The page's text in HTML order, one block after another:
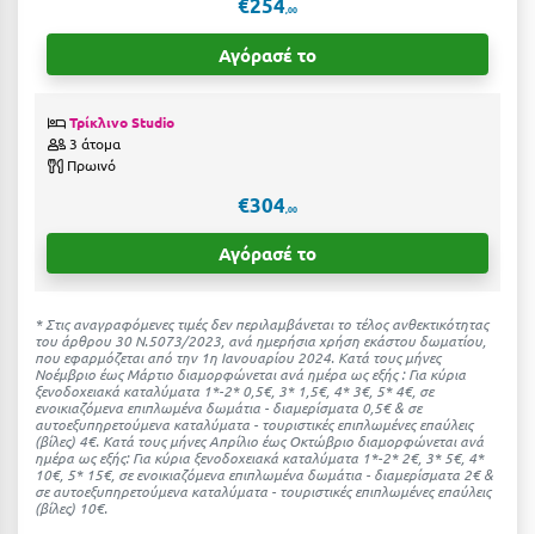
Ιεράπετρα
Ιθάκη
Ικαρία
Ίος
€254 ,00
Αγόρασέ το
Τρίκλινο Studio
3 άτομα
Πρωινό
€304 ,00
Αγόρασέ το
* Στις αναγραφόμενες τιμές δεν περιλαμβάνεται το τέλος ανθεκτικότητας
του άρθρου 30 Ν.5073/2023, ανά ημερήσια χρήση εκάστου δωματίου,
που εφαρμόζεται από την 1η Ιανουαρίου 2024. Κατά τους μήνες
Νοέμβριο έως Μάρτιο διαμορφώνεται ανά ημέρα ως εξής : Για κύρια
ξενοδοχειακά καταλύματα 1*-2* 0,5€, 3* 1,5€, 4* 3€, 5* 4€, σε
ενοικιαζόμενα επιπλωμένα δωμάτια - διαμερίσματα 0,5€ & σε
αυτοεξυπηρετούμενα καταλύματα - τουριστικές επιπλωμένες επαύλεις
(βίλες) 4€. Kατά τους μήνες Απρίλιο έως Οκτώβριο διαμορφώνεται ανά
ημέρα ως εξής: Για κύρια ξενοδοχειακά καταλύματα 1*-2* 2€, 3* 5€, 4*
10€, 5* 15€, σε ενοικιαζόμενα επιπλωμένα δωμάτια - διαμερίσματα 2€ &
σε αυτοεξυπηρετούμενα καταλύματα - τουριστικές επιπλωμένες επαύλεις
(βίλες) 10€.